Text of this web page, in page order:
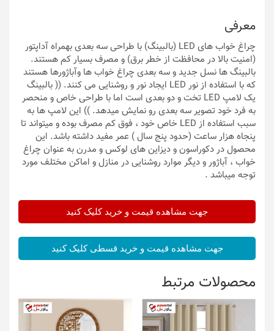
معرفی
چراغ خواب های LED (بالبینگ) با طراحی سه بعدی بهمراه آداپتور
(امنیت بالا در محافظت از خطر برق) و مصرف بسیار کم هستند.
بالبینگ ها نسل جدید و سه بعدی چراغ خواب ها وآباژورها هستند
که با استفاده از نور LED ایجاد نور و روشنایی می کنند. (( بالبینگ
یک لامپ LED تخت و دو بعدی است اما با طراحی خاص و منحصر
به فرد خود تصویر سه بعدی رو نمایش میدهد. )) این لامپ ها به
سبب استفاده از LED خاص خود ، فوق کم مصرف بوده و میتواند تا
پنجاه هزار ساعت (حدود پنج سال ) عمر مفید داشته باشد. این
محصول در دکوراسون و دیزاین های لوکس و مدرن به عنوان چراغ
خواب ، آباژور و دیگر موارد روشنایی در منازل و اماکن مختلف مورد
توجه میباشد .
جهت مشاهده قیمت و خرید کلیک کنید
جهت مشاهده قیمت و خرید قسطی کلیک کنید
محصولات مرتبط